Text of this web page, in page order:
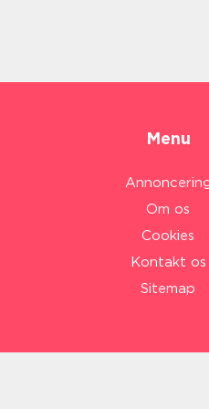
Menu
Om os
Cookies
Kontakt os
Sitemap